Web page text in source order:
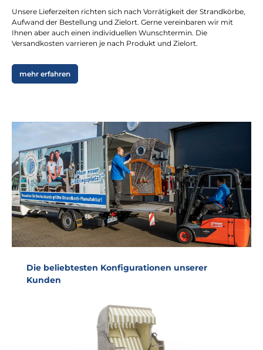
Unsere Lieferzeiten richten sich nach Vorrätigkeit der Strandkörbe,
Aufwand der Bestellung und Zielort. Gerne vereinbaren wir mit
Ihnen aber auch einen individuellen Wunschtermin. Die
Versandkosten varrieren je nach Produkt und Zielort.
mehr erfahren
Produktgalerie überspringen
Die beliebtesten Konfigurationen unserer
Kunden